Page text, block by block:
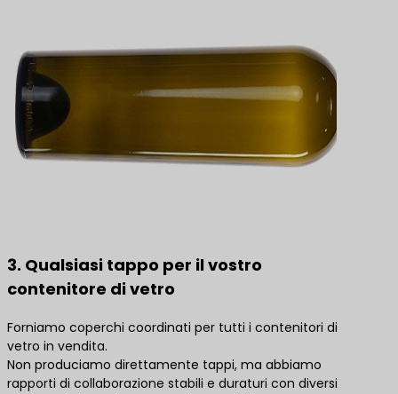
3. Qualsiasi tappo per il vostro
contenitore di vetro
Forniamo coperchi coordinati per tutti i contenitori di
vetro in vendita.
Non produciamo direttamente tappi, ma abbiamo
rapporti di collaborazione stabili e duraturi con diversi